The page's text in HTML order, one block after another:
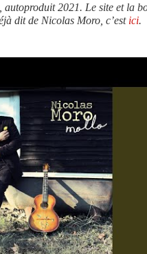
autoproduit 2021. Le site et la
dit de Nicolas Moro, c’est ici.